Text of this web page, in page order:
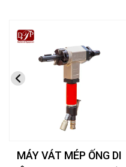
MÁY VÁT MÉP ỐNG DI